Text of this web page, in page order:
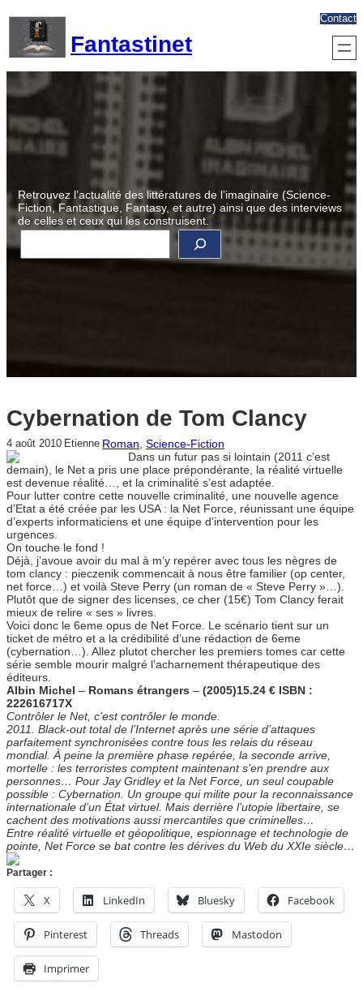
contenu
Fantastinet
Contact
Retrouvez l’actualité des littératures de l’imaginaire (Science-
Fiction, Fantastique, Fantasy, et autre) ainsi que des interviews
de celles et ceux qui les construisent.
R
e
c
Cybernation de Tom Clancy
4 août 2010 Etienne Roman, Science-Fiction
Dans un futur pas si lointain (2011 c’est
demain), le Net a pris une place prépondérante, la réalité virtuelle
est devenue réalité…, et la criminalité s’est adaptée.
Pour lutter contre cette nouvelle criminalité, une nouvelle agence
d’Etat a été créée par les USA : la Net Force, réunissant une équipe
d’experts informaticiens et une équipe d’intervention pour les
urgences.
On touche le fond !
Déjà, j’avoue avoir du mal à m’y repérer avec tous les nègres de
tom clancy : pieczenik commencait à nous être familier (op center,
net force…) et voilà Steve Perry (un roman de « Steve Perry »…).
Plutôt que de signer des licenses, ce cher (15€) Tom Clancy ferait
mieux de relire « ses » livres.
Voici donc le 6eme opus de Net Force. Le scénario tient sur un
ticket de métro et a la crédibilité d’une rédaction de 6eme
(cybernation…). Allez plutot chercher les premiers tomes car cette
série semble mourir malgré l’acharnement thérapeutique des
éditeurs.
Albin Michel – Romans étrangers – (2005)15.24 € ISBN :
222616717X
Contrôler le Net, c’est contrôler le monde.
2011. Black-out total de l’Internet après une série d’attaques
parfaitement synchronisées contre tous les relais du réseau
mondial. À peine la première phase repérée, la seconde arrive,
mortelle : les terroristes comptent maintenant s’en prendre aux
personnes… Pour Jay Gridley et la Net Force, un seul coupable
possible : Cybernation. Un groupe qui milite pour la reconnaissance
internationale d’un État virtuel. Mais derrière l’utopie libertaire, se
cachent des motivations aussi mercantiles que criminelles…
Entre réalité virtuelle et géopolitique, espionnage et technologie de
pointe, Net Force se bat contre les dérives du Web du XXIe siècle…
Partager :
X LinkedIn Bluesky Facebook
Pinterest Threads Mastodon
Imprimer